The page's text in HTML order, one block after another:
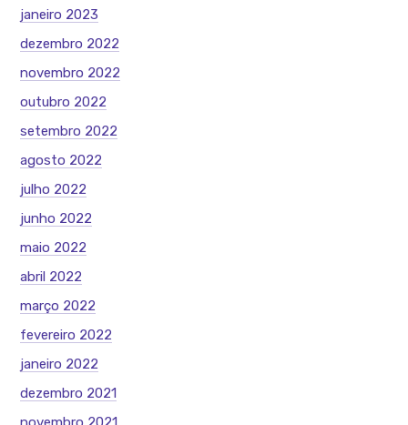
janeiro 2023
dezembro 2022
novembro 2022
outubro 2022
setembro 2022
agosto 2022
julho 2022
junho 2022
maio 2022
abril 2022
março 2022
fevereiro 2022
janeiro 2022
dezembro 2021